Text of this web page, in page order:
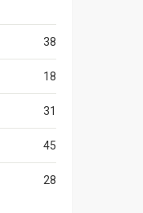
38
18
31
45
28